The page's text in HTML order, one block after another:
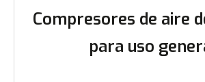
Compresores de aire
para uso